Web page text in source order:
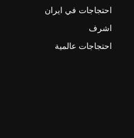
احتجاجات في ايران
اشرف
احتجاجات عالمية